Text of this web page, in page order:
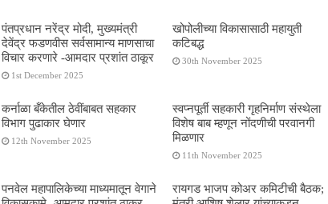
पंतप्रधान नरेंद्र मोदी, मुख्यमंत्री
देवेंद्र फडणवीस सर्वसामान्य माणसाचा
विचार करणारे -आमदार प्रशांत ठाकूर
1st December 2025
खोपोलीच्या विकासासाठी महायुती
कटिबद्ध
30th November 2025
कर्नाळा बँकेतील ठेवींबाबत सहकार
विभाग पुढाकार घेणार
12th November 2025
स्वप्नपूर्ती सहकारी गृहनिर्माण संस्थेला
विशेष बाब म्हणून नोंदणीची परवानगी
मिळणार
11th November 2025
पनवेल महापालिकेच्या माध्यमातून वेगाने
रायगड भाजप कोअर कमिटीची बैठक;